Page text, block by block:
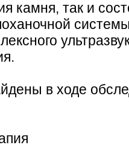
камня, так и
системы
в ходе